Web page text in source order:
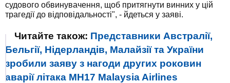
судового обвинувачення, щоб притягнути винних у цій
трагедії до відповідальності", - йдеться у заяві.
Читайте також: Представники Австралії,
Бельгії, Нідерландів, Малайзії та України
зробили заяву з нагоди других роковин
аварії літака MH17 Malaysia Airlines